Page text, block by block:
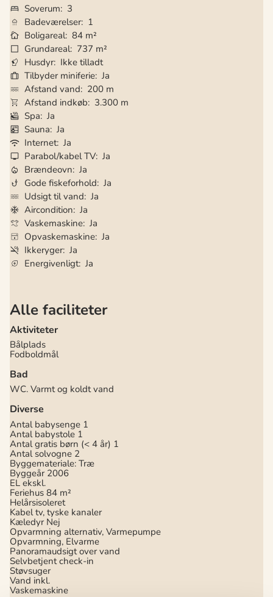
Soverum
3
Badeværelser 1
Boligareal 84 m²
Grundareal 737 m²
Husdyr Ikke tilladt
Tilbyder miniferie Ja
Afstand vand
200 m
Afstand indkøb
3.300 m
Spa Ja
Sauna Ja
Internet Ja
Parabol/kabel TV Ja
Brændeovn Ja
Gode fiskeforhold Ja
Udsigt til vand Ja
Aircondition Ja
Vaskemaskine Ja
Opvaskemaskine Ja
Ikkeryger Ja
Energivenligt Ja
Alle faciliteter
Aktiviteter
Bålplads
Fodboldmål
Bad
WC. Varmt og koldt vand
Diverse
Antal babysenge 1
Antal babystole 1
Antal gratis børn (< 4 år) 1
Antal solvogne 2
Byggemateriale: Træ
Byggeår 2006
EL ekskl.
Feriehus 84 m²
Helårsisoleret
Kabel tv, tyske kanaler
Kæledyr Nej
Opvarmning alternativ, Varmepumpe
Opvarmning, Elvarme
Panoramaudsigt over vand
Selvbetjent check-in
Støvsuger
Vand inkl.
Vaskemaskine